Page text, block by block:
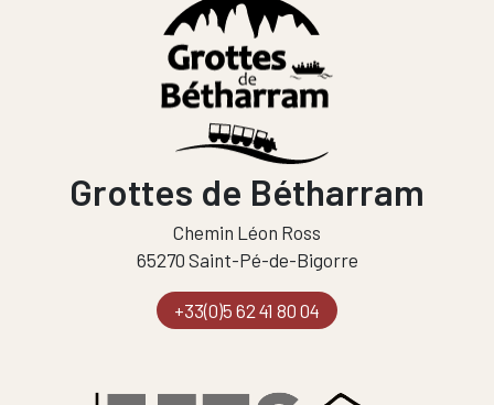
Grottes de Bétharram
Chemin Léon Ross
65270 Saint-Pé-de-Bigorre
+33(0)5 62 41 80 04